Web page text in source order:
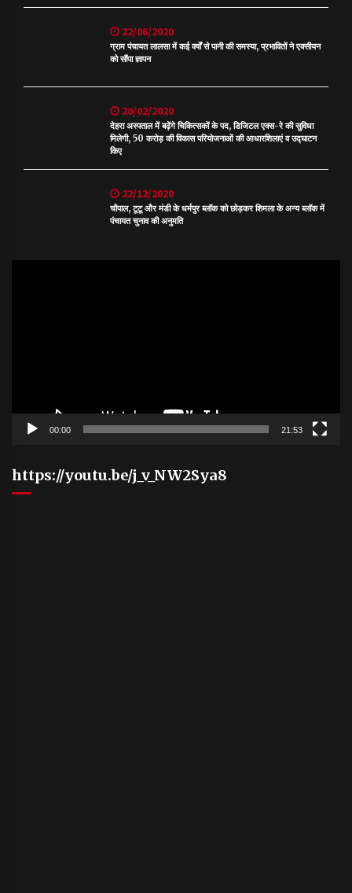
22/06/2020
ग्राम पंचायत लालसा में कई वर्षों से पानी की समस्या, प्रभावितों ने एक्सीयन
को सौंपा ज्ञापन
20/02/2020
देहरा अस्पताल में बढ़ेंगे चिकित्सकों के पद, डिजिटल एक्स-रे की सुविधा
मिलेगी, 50 करोड़ की विकास परियोजनाओं की आधारशिलाएं व उद्घाटन
किए
22/12/2020
चौपाल, टूटू और मंडी के धर्मपुर ब्लॉक को छोड़कर शिमला के अन्य ब्लॉक में
पंचायत चुनाव की अनुमति
00:00 21:53
https://youtu.be/j_v_NW2Sya8